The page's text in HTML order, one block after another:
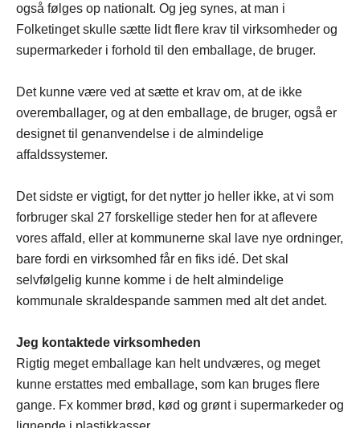
også følges op nationalt. Og jeg synes, at man i
Folketinget skulle sætte lidt flere krav til virksomheder og
supermarkeder i forhold til den emballage, de bruger.
Det kunne være ved at sætte et krav om, at de ikke
overemballager, og at den emballage, de bruger, også er
designet til genanvendelse i de almindelige
affaldssystemer.
Det sidste er vigtigt, for det nytter jo heller ikke, at vi som
forbruger skal 27 forskellige steder hen for at aflevere
vores affald, eller at kommunerne skal lave nye ordninger,
bare fordi en virksomhed får en fiks idé. Det skal
selvfølgelig kunne komme i de helt almindelige
kommunale skraldespande sammen med alt det andet.
Jeg kontaktede virksomheden
Rigtig meget emballage kan helt undværes, og meget
kunne erstattes med emballage, som kan bruges flere
gange. Fx kommer brød, kød og grønt i supermarkeder og